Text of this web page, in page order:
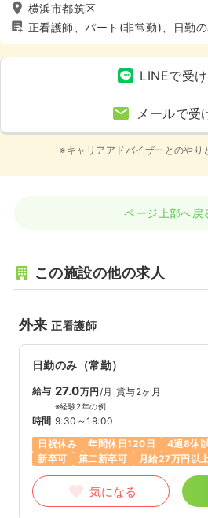
横浜市都筑区
正看護師、パート(非常勤)、日勤
週8休以上
LINEで受
メールで受
※キャリアアドバイザーとのやり
ページ上部へ戻
この施設の他の求人
外来正看護師
日勤のみ（常勤）
給与 27.0万円/月 賞与2ヶ月
※経験2年の例
時間 9:30～19:00
日祝休み
年間休日120日 4週8休
新卒可
第二新卒可 月給27万円以
気になる